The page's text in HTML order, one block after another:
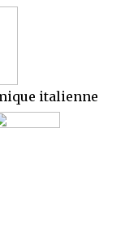
italienne